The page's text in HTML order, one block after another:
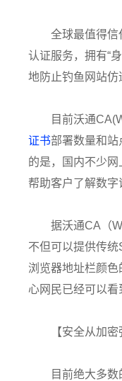
全球最值得
认证服务，拥有“
地防止钓鱼网站
目前沃通
证书部署数量和站
的是，国内不少
帮助客户了解数字
据沃通CA（
不但可以提供传
浏览器地址栏颜
心网民已经可以
【安全从加密
目前绝大多